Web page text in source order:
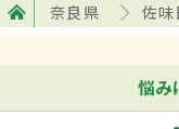
奈良県 佐味
悩み